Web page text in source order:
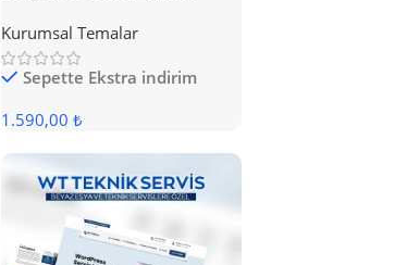
Kurumsal Temalar
Sepette Ekstra indirim
1.590,00 ₺